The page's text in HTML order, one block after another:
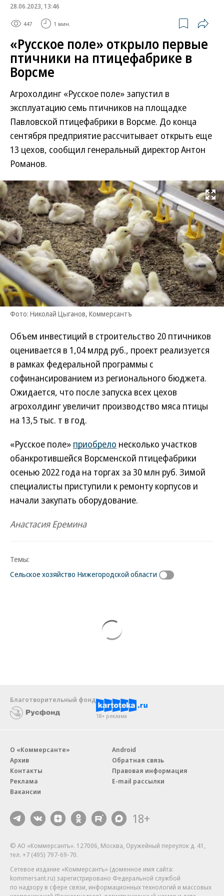
28.06.2023, 13:46
447 1 мин.
«Русское поле» открыло первые
птичники на птицефабрике в
Ворсме
Агрохолдинг «Русское поле» запустил в
эксплуатацию семь птичников на площадке
Павловской птицефабрики в Ворсме. До конца
сентября предприятие рассчитывает открыть еще
13 цехов, сообщил генеральный директор Антон
Романов.
Развернуть
Фото: Николай Цыганов, Коммерсантъ
Объем инвестиций в строительство 20 птичников
оценивается в 1,04 млрд руб., проект реализуется
в рамках федеральной программы с
софинансированием из регионального бюджета.
Ожидается, что после запуска всех цехов
агрохолдинг увеличит производство мяса птицы
на 13,5 тыс. т в год.
«Русское поле» приобрело несколько участков
обанкротившейся Ворсменской птицефабрики
осенью 2022 года на торгах за 30 млн руб. Зимой
специалисты приступили к ремонту корпусов и
начали закупать оборудование.
Анастасия Еремина
Темы:
Сельское хозяйство Нижегородской области
Благотворительный фонд
18+ реклама
О «Коммерсанте»
Архив
Контакты
Реклама
Вакансии
Android
Обратная связь
Правовая информация
E-mail рассылки
18+
© АО «Коммерсантъ». 127006, Москва, Оружейный переулок д. 41,
тел. +7 (495) 797-69-70.
Сетевое издание «Коммерсантъ» (доменное имя сайта:
kommersant.ru) зарегистрировано Федеральной службой
по надзору в сфере связи, информационных технологий и массовых